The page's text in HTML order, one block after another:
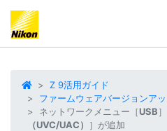
Z 9活用ガイド
ファームウェアバージョンア
ネットワークメニュー［USB
（UVC/UAC）
］が追加